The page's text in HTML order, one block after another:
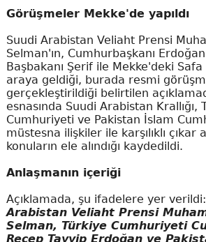
Görüşmeler Mekke'de yapıldı
Suudi Arabistan Veliaht Prensi
Selman'ın, Cumhurbaşkanı
Başbakanı Şerif ile Mekke'deki Safa
araya geldiği, burada resmi
gerçekleştirildiği belirtilen
esnasında Suudi Arabistan Krallığı,
Cumhuriyeti ve Pakistan İslam
müstesna ilişkiler ile karşılıklı çıkar
konuların ele alındığı kaydedildi.
Anlaşmanın içeriği
Açıklamada, şu ifadelere yer
Arabistan Veliaht Prensi
Selman, Türkiye Cumhuriyeti
Recep Tayyip Erdoğan ve